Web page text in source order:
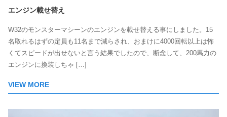
エンジン載せ替え
W32のモンスターマシーンのエンジンを載せ替える事にしました。15
名取れるはずの定員も11名まで減らされ、おまけに4000回転以上は怖
くてスピードが出せないと言う結果でしたので、断念して、200馬力の
エンジンに換装しちゃ […]
VIEW MORE